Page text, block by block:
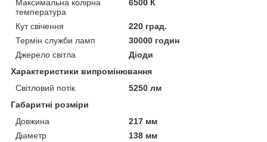
Максимальна колірна
температура
6500 К
Кут свічення
220 град.
Термін служби ламп
30000 годин
Джерело світла
Діоди
Характеристики випромінювання
Світловий потік
5250 лм
Габаритні розміри
Довжина
217 мм
Діаметр
138 мм